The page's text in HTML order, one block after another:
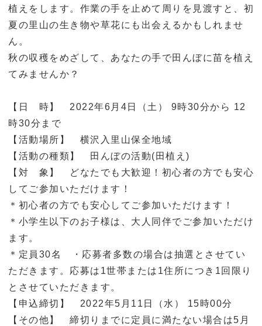
植えをします。作業の手を止めて周りを見渡すと、初
夏の里山の生き物や草花にも出会えるかもしれませ
ん。
秋の収穫をめざして、あなたの手で田んぼに苗を植え
てみませんか？
【日 時】 2022年6月4日（土） 9時30分から 12
時30分まで
【活動場所】 横沢入里山保全地域
【活動の種類】 田んぼの活動(田植え)
【対 象】 どなたでも大歓迎！初心者の方でも安心
してご参加いただけます！
＊初心者の方でも安心してご参加いただけます！
＊小学生以下のお子様は、大人同伴でご参加いただけ
ます。
＊定員30名 ・応募者多数の場合は抽選とさせてい
ただきます。応募は1世帯または1住所につき1回限り
とさせていただきます。
【申込締切】 2022年5月11日（水） 15時00分
【その他】 締切りまでに定員に満たない場合は5月